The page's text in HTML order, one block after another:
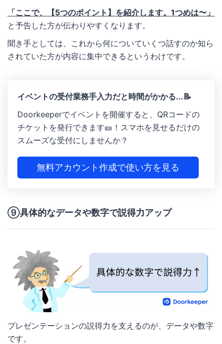
「ここで、【5つのポイント】を紹介します。1つめは〜」
と予告した方が伝わりやすくなります。
聞き手としては、これから何についていくつ話すのか知ら
されていた方が内容に集中できるというわけです。
イベントの受付業務手入力だと時間がかかる...📝
Doorkeeperでイベントを開催すると、QRコードの
チケットを発行できます🎫！スマホを見せるだけの
スムーズな受付にしませんか？
無料アカウント作成で使い方を見る
⑨具体的なデータや数字で説得力アップ
プレゼンテーションの説得力を支えるのが、データや数字
です。